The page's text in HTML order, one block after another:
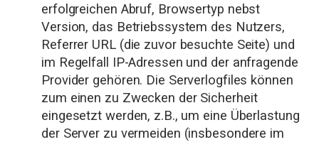
erfolgreichen Abruf, Browsertyp nebst
Version, das Betriebssystem des Nutzers,
Referrer URL (die zuvor besuchte Seite) und
im Regelfall IP-Adressen und der anfragende
Provider gehören. Die Serverlogfiles können
zum einen zu Zwecken der Sicherheit
eingesetzt werden, z.B., um eine Überlastung
der Server zu vermeiden (insbesondere im